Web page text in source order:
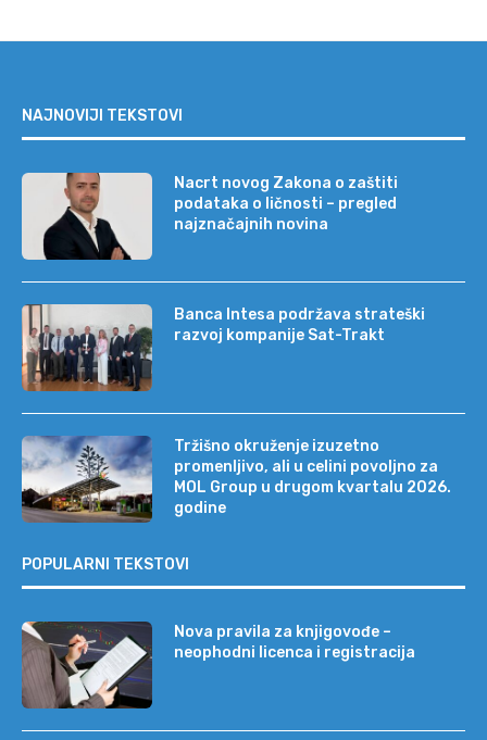
NAJNOVIJI TEKSTOVI
Nacrt novog Zakona o zaštiti
podataka o ličnosti – pregled
najznačajnih novina
Banca Intesa podržava strateški
razvoj kompanije Sat-Trakt
Tržišno okruženje izuzetno
promenljivo, ali u celini povoljno za
MOL Group u drugom kvartalu 2026.
godine
POPULARNI TEKSTOVI
Nova pravila za knjigovođe –
neophodni licenca i registracija